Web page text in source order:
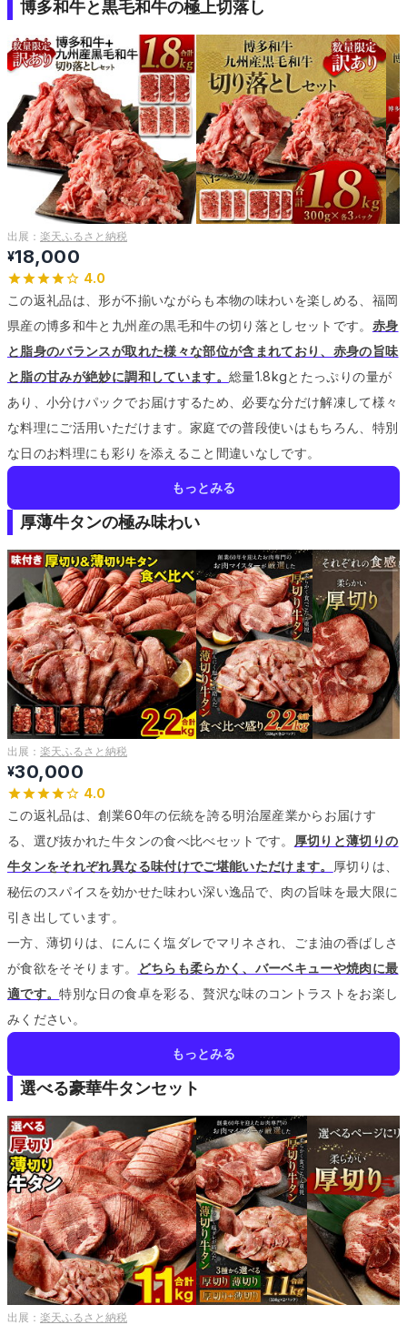
博多和牛と黒毛和牛の極上切落し
出展： 楽天ふるさと納税
¥18,000
4.0
この返礼品は、形が不揃いながらも本物の味わいを楽しめる、福岡
県産の博多和牛と九州産の黒毛和牛の切り落としセットです。 赤身
と脂身のバランスが取れた様々な部位が含まれており、赤身の旨味
と脂の甘みが絶妙に調和しています。 総量1.8kgとたっぷりの量が
あり、小分けパックでお届けするため、必要な分だけ解凍して様々
な料理にご活用いただけます。 家庭での普段使いはもちろん、特別
な日のお料理にも彩りを添えること間違いなしです。
もっとみる
厚薄牛タンの極み味わい
出展： 楽天ふるさと納税
¥30,000
4.0
この返礼品は、創業60年の伝統を誇る明治屋産業からお届けす
る、選び抜かれた牛タンの食べ比べセットです。 厚切りと薄切りの
牛タンをそれぞれ異なる味付けでご堪能いただけます。
厚切りは、
秘伝のスパイスを効かせた味わい深い逸品で、肉の旨味を最大限に
引き出しています。
一方、薄切りは、にんにく塩ダレでマリネされ、ごま油の香ばしさ
が食欲をそそります。
どちらも柔らかく、バーベキューや焼肉に最
適です。特別な日の食卓を彩る、贅沢な味のコントラストをお楽し
みください。
もっとみる
選べる豪華牛タンセット
出展： 楽天ふるさと納税